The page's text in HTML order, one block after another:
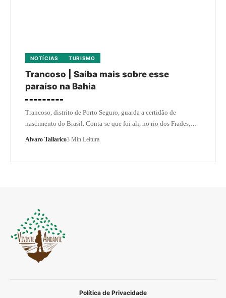
NOTÍCIAS TURISMO
Trancoso | Saiba mais sobre esse
paraíso na Bahia
Trancoso, distrito de Porto Seguro, guarda a certidão de
nascimento do Brasil. Conta-se que foi ali, no rio dos Frades,…
Alvaro Tallarico3 Min Leitura
Política de Privacidade